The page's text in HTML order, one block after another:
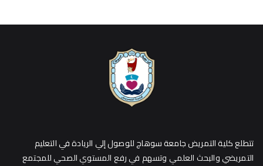
تتطلع كلية التمريض جامعة سوهاج للوصول إلي الريادة في التعليم
التمريضي والبحث العلمي وتسهم في رفع المستوي الصحي للمجتمع